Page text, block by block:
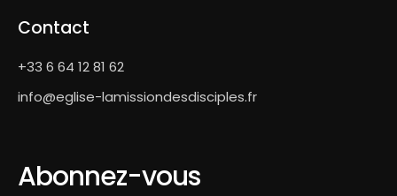
Contact
+33 6 64 12 81 62
info@eglise-lamissiondesdisciples.fr
Abonnez-vous